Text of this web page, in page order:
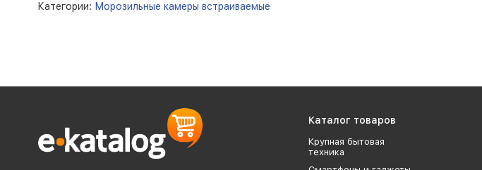
Категории: Морозильные камеры встраиваемые
Каталог товаров
Крупная бытовая
техника